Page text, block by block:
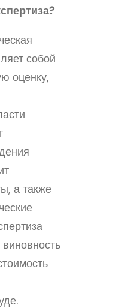
собой
оценку,
а также
виновность